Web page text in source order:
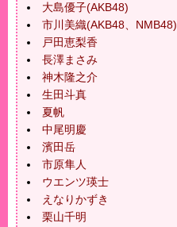
大島優子(AKB48)
市川美織(AKB48、NMB48)
戸田恵梨香
長澤まさみ
神木隆之介
生田斗真
夏帆
中尾明慶
濱田岳
市原隼人
ウエンツ瑛士
えなりかずき
栗山千明